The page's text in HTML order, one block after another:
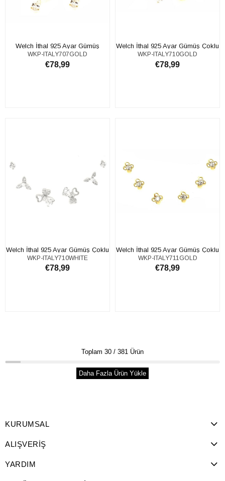
Welch İthal 925 Ayar Gümüş
Çiçekli Küpe
WKP-ITALY707GOLD
€78,99
Welch İthal 925 Ayar Gümüş Çoklu
Küpe Set
WKP-ITALY710GOLD
€78,99
Welch İthal 925 Ayar Gümüş Çoklu
Küpe Set
WKP-ITALY710WHITE
€78,99
Welch İthal 925 Ayar Gümüş Çoklu
Küpe Set
WKP-ITALY711GOLD
€78,99
Toplam 30 / 381 Ürün
Daha Fazla Ürün Yükle
KURUMSAL
ALIŞVERİŞ
YARDIM